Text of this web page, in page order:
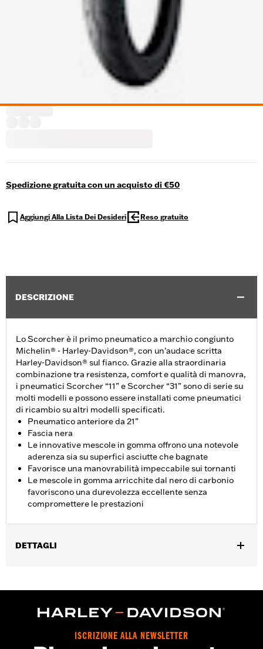
Spedizione gratuita con un acquisto di €50
Aggiungi Alla Lista Dei Desideri Reso gratuito
DESCRIZIONE
Lo Scorcher è il primo pneumatico a marchio congiunto
Michelin® - Harley-Davidson®, con un’audace scritta
Harley-Davidson® sul fianco. Grazie alla straordinaria
combinazione tra resistenza, comfort e qualità di manovra,
i pneumatici Scorcher “11” e Scorcher “31” sono di serie su
molti modelli e possono essere installati come pneumatici
di ricambio su altri modelli specificati.
Pneumatico anteriore da 21”
Fascia nera
Le innovative mescole in gomma offrono una notevole
aderenza sia su superfici asciutte che bagnate
Favorisce una manovrabilità impeccabile sui tornanti
Le mescole in gomma arricchite dal nero di carbonio
favoriscono una durevolezza eccellente senza
compromettere le prestazioni
DETTAGLI
Venduti singolarmente:Ciascuno
Dimensione cerchio:2.15 x 21
ISCRIZIONE ALLA NEWSLETTER